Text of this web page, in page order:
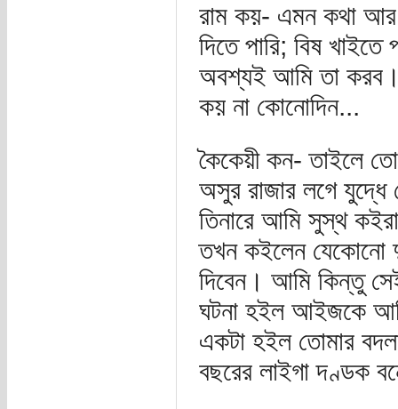
রাম কয়- এমন কথা আর
দিতে পারি; বিষ
অবশ্যই আমি তা করব।
কয় না কোনোদিন...
কৈকেয়ী কন- তাইলে
অসুর রাজার লগে যুদ্ধে
তিনারে আমি সুস্থ
তখন কইলেন যেকোনো
দিবেন। আমি কিন্তু
ঘটনা হইল আইজকে
একটা হইল তোমার
বছরের লাইগা দণ্ডক